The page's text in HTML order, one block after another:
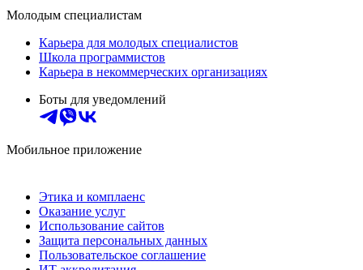
Молодым специалистам
Карьера для молодых специалистов
Школа программистов
Карьера в некоммерческих организациях
Боты для уведомлений
Мобильное приложение
Этика и комплаенс
Оказание услуг
Использование сайтов
Защита персональных данных
Пользовательское соглашение